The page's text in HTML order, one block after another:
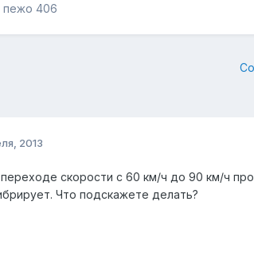
пежо 406
2013
скорости с 60 км/ч до 90 км/ч
Что подскажете делать?